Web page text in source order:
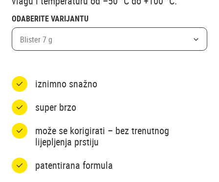
ODABERITE VARIJANTU
Blister 7 g
iznimno snažno
super brzo
može se korigirati – bez trenutnog
lijepljenja prstiju
patentirana formula